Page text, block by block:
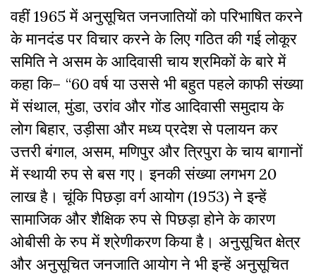
वहीं 1965 में अनुसूचित जनजातियों को परिभाषित करने
के मानदंड पर विचार करने के लिए गठित की गई लोकूर
समिति ने असम के आदिवासी चाय श्रमिकों के बारे में
कहा कि– “60 वर्ष या उससे भी बहुत पहले काफी संख्या
में संथाल, मुंडा, उरांव और गोंड आदिवासी समुदाय के
लोग बिहार, उड़ीसा और मध्य प्रदेश से पलायन कर
उत्तरी बंगाल, असम, मणिपुर और त्रिपुरा के चाय बागानों
में स्थायी रुप से बस गए। इनकी संख्या लगभग 20
लाख है। चूंकि पिछड़ा वर्ग आयोग (1953) ने इन्हें
सामाजिक और शैक्षिक रुप से पिछड़ा होने के कारण
ओबीसी के रुप में श्रेणीकरण किया है। अनुसूचित क्षेत्र
और अनुसूचित जनजाति आयोग ने भी इन्हें अनुसूचित